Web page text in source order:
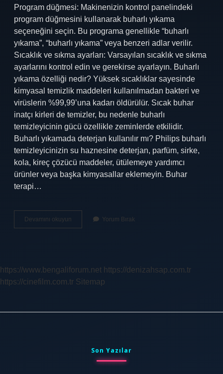
Program düğmesi: Makinenizin kontrol panelindeki
program düğmesini kullanarak buharlı yıkama
seçeneğini seçin. Bu programa genellikle “buharlı
yıkama”, “buharlı yıkama” veya benzeri adlar verilir.
Sıcaklık ve sıkma ayarları: Varsayılan sıcaklık ve sıkma
ayarlarını kontrol edin ve gerekirse ayarlayın. Buharlı
yıkama özelliği nedir? Yüksek sıcaklıklar sayesinde
kimyasal temizlik maddeleri kullanılmadan bakteri ve
virüslerin %99,99’una kadarı öldürülür. Sıcak buhar
inatçı kirleri de temizler, bu nedenle buharlı
temizleyicinin gücü özellikle zeminlerde etkilidir.
Buharlı yıkamada deterjan kullanılır mı? Philips buharlı
temizleyicinizin su haznesine deterjan, parfüm, sirke,
kola, kireç çözücü maddeler, ütülemeye yardımcı
ürünler veya başka kimyasallar eklemeyin. Buhar
terapi…
Devamını okuyun
Ile
Yorum Bırak
https://www.bengaliforum.net https://denizahsap.com.tr
https://cinefilm.com.tr Sitemap
Son Yazılar